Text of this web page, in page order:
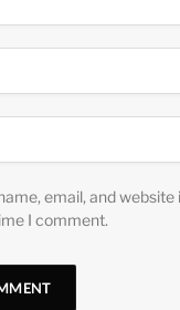
email, and website
I comment.